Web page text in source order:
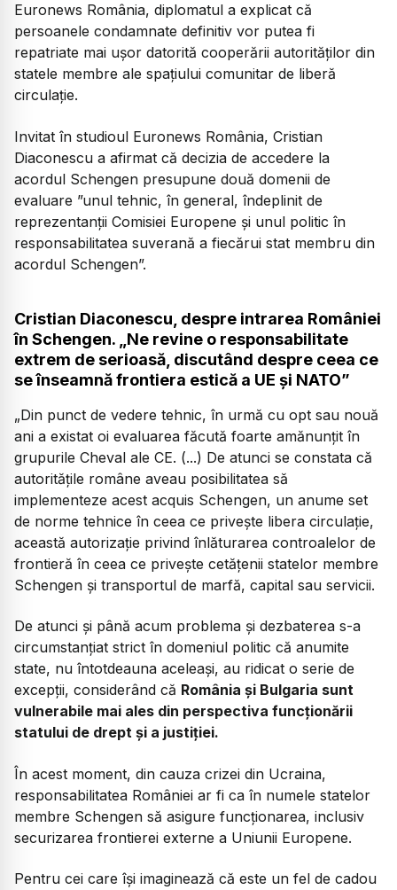
Euronews România, diplomatul a explicat că
persoanele condamnate definitiv vor putea fi
repatriate mai ușor datorită cooperării autorităților din
statele membre ale spațiului comunitar de liberă
circulaţie.
Invitat în studioul Euronews România, Cristian
Diaconescu a afirmat că decizia de accedere la
acordul Schengen presupune două domenii de
evaluare ”unul tehnic, în general, îndeplinit de
reprezentanții Comisiei Europene și unul politic în
responsabilitatea suverană a fiecărui stat membru din
acordul Schengen”.
Cristian Diaconescu, despre intrarea României
în Schengen. „Ne revine o responsabilitate
extrem de serioasă, discutând despre ceea ce
se înseamnă frontiera estică a UE și NATO”
„Din punct de vedere tehnic, în urmă cu opt sau nouă
ani a existat oi evaluarea făcută foarte amănunțit în
grupurile Cheval ale CE. (...) De atunci se constata că
autoritățile române aveau posibilitatea să
implementeze acest acquis Schengen, un anume set
de norme tehnice în ceea ce privește libera circulație,
această autorizație privind înlăturarea controalelor de
frontieră în ceea ce privește cetățenii statelor membre
Schengen și transportul de marfă, capital sau servicii.
De atunci și până acum problema și dezbaterea s-a
circumstanțiat strict în domeniul politic că anumite
state, nu întotdeauna aceleași, au ridicat o serie de
excepții, considerând că România și Bulgaria sunt
vulnerabile mai ales din perspectiva funcționării
statului de drept și a justiției.
În acest moment, din cauza crizei din Ucraina,
responsabilitatea României ar fi ca în numele statelor
membre Schengen să asigure funcționarea, inclusiv
securizarea frontierei externe a Uniunii Europene.
Pentru cei care își imaginează că este un fel de cadou